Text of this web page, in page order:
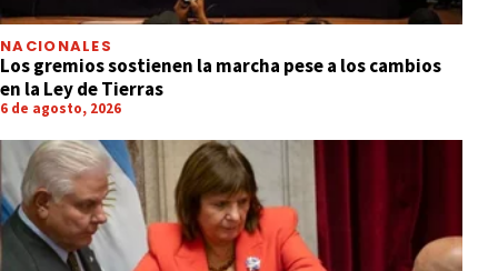
NACIONALES
Los gremios sostienen la marcha pese a los cambios
en la Ley de Tierras
6 de agosto, 2026